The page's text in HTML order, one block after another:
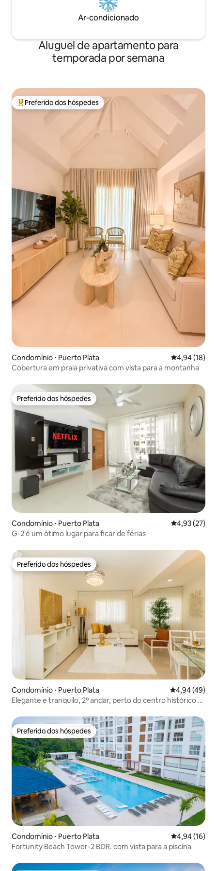
Ar-condicionado
Aluguel de apartamento para
temporada por semana
Entre os melhores preferidos dos hóspedes
Preferido dos hóspedes
Condomínio ⋅ Puerto Plata 4,94 de uma
4,94 (18)
Cobertura em praia privativa com vista para a montanha
Preferido dos hóspedes
Preferido dos hóspedes
Condomínio ⋅ Puerto Plata 4,93 de uma
4,93 (27)
G-2 é um ótimo lugar para ficar de férias
Preferido dos hóspedes
Preferido dos hóspedes
Condomínio ⋅ Puerto Plata 4,94 de uma
4,94 (49)
Elegante e tranquilo, 2º andar, perto do centro histórico e
Preferido dos hóspedes
Preferido dos hóspedes
Condomínio ⋅ Puerto Plata 4,94 de uma
4,94 (16)
Fortunity Beach Tower-2 BDR. com vista para a piscina